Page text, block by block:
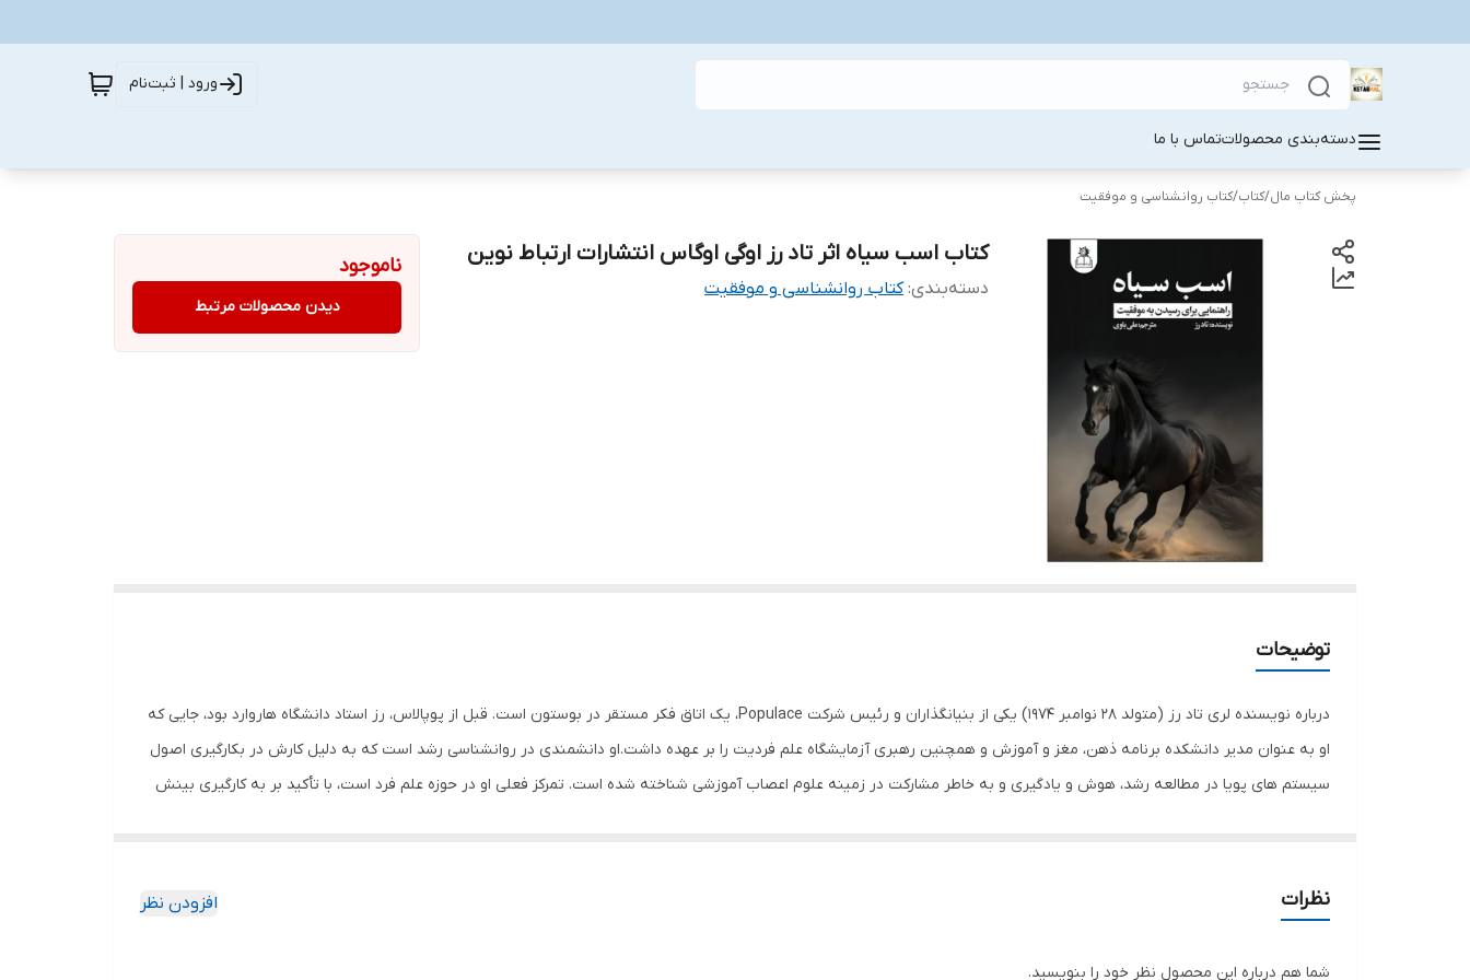
ورود | ثبت‌نام
دسته‌بندی محصولاتتماس با ما
پخش کتاب مال/کتاب/کتاب روانشناسی و موفقیت
کتاب اسب سیاه اثر تاد رز اوگی اوگاس انتشارات ارتباط نوین
دسته‌بندی:کتاب روانشناسی و موفقیت
ناموجود
دیدن محصولات مرتبط
توضیحات
درباره نویسنده لری تاد رز (متولد 28 نوامبر 1974) یکی از بنیانگذاران و رئیس شرکت Populace، یک اتاق فکر مستقر در بوستون است. قبل از پوپالاس، رز استاد دانشگاه هاروارد بود، جایی که
او به عنوان مدیر دانشکده برنامه ذهن، مغز و آموزش و همچنین رهبری آزمایشگاه علم فردیت را بر عهده داشت.او دانشمندی در روانشناسی رشد است که به دلیل کارش در بکارگیری اصول
سیستم های پویا در مطالعه رشد، هوش و یادگیری و به خاطر مشارکت در زمینه علوم اعصاب آموزشی شناخته شده است. تمرکز فعلی او در حوزه علم فرد است، با تأکید بر به کارگیری بینش
شمار می‌آیند. تاد رز و اگی اگاس با بهره‌گیری از زبانی طنز، راز زندگی عجیب برخی از انسان‌های موفق را با شما در میان می‌گذارند. مثلاً به‌طور خلاصه، داستان زندگی ستاره‌شناسی را برایتان
روایت می‌کنند که به‌خاطر فقر شدید حتی نتوانسته مدرک دیپلمش را از مدرسه بگیرد. یا از خیاطی برای شما می‌گویند که به خاطر تأمین هزینه‌های خود مجبور شد از دانشگاه انصراف بدهد.
نظرات افزودن نظر
شما هم درباره این محصول نظر خود را بنویسید.